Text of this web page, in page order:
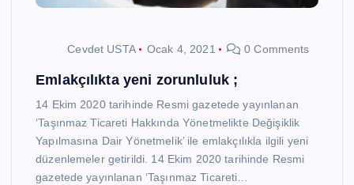
Cevdet USTA Ocak 4, 2021 0 Comments
Emlakçılıkta yeni zorunluluk ;
14 Ekim 2020 tarihinde Resmi gazetede yayınlanan
‘Taşınmaz Ticareti Hakkında Yönetmelikte Değişiklik
Yapılmasına Dair Yönetmelik’ ile emlakçılıkla ilgili yeni
düzenlemeler getirildi. 14 Ekim 2020 tarihinde Resmi
gazetede yayınlanan ‘Taşınmaz Ticareti…